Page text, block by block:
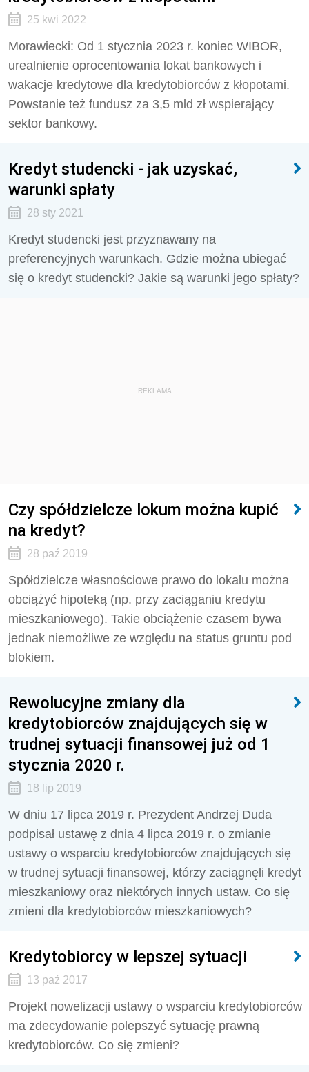
25 kwi 2022
Morawiecki: Od 1 stycznia 2023 r. koniec WIBOR,
urealnienie oprocentowania lokat bankowych i
wakacje kredytowe dla kredytobiorców z kłopotami.
Powstanie też fundusz za 3,5 mld zł wspierający
sektor bankowy.
Kredyt studencki - jak uzyskać,
warunki spłaty
28 sty 2021
Kredyt studencki jest przyznawany na
preferencyjnych warunkach. Gdzie można ubiegać
się o kredyt studencki? Jakie są warunki jego spłaty?
REKLAMA
Czy spółdzielcze lokum można kupić
na kredyt?
28 paź 2019
Spółdzielcze własnościowe prawo do lokalu można
obciążyć hipoteką (np. przy zaciąganiu kredytu
mieszkaniowego). Takie obciążenie czasem bywa
jednak niemożliwe ze względu na status gruntu pod
blokiem.
Rewolucyjne zmiany dla
kredytobiorców znajdujących się w
trudnej sytuacji finansowej już od 1
stycznia 2020 r.
18 lip 2019
W dniu 17 lipca 2019 r. Prezydent Andrzej Duda
podpisał ustawę z dnia 4 lipca 2019 r. o zmianie
ustawy o wsparciu kredytobiorców znajdujących się
w trudnej sytuacji finansowej, którzy zaciągnęli kredyt
mieszkaniowy oraz niektórych innych ustaw. Co się
zmieni dla kredytobiorców mieszkaniowych?
Kredytobiorcy w lepszej sytuacji
13 paź 2017
Projekt nowelizacji ustawy o wsparciu kredytobiorców
ma zdecydowanie polepszyć sytuację prawną
kredytobiorców. Co się zmieni?